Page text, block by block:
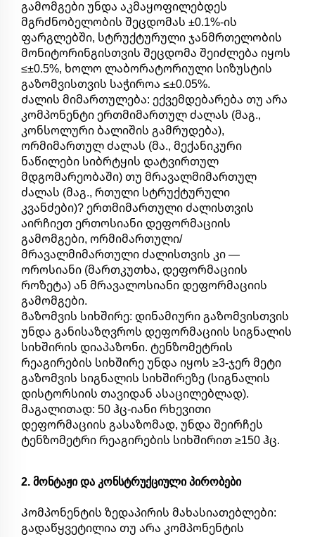
გამომგები უნდა აკმაყოფილებდეს
მგრძნობელობის შეცდომას ±0.1%-ის
ფარგლებში, სტრუქტურული ჯანმრთელობის
მონიტორინგისთვის შეცდომა შეიძლება იყოს
≤±0.5%, ხოლო ლაბორატორიული სიზუსტის
გაზომვისთვის საჭიროა ≤±0.05%.
Ძალის მიმართულება: ექვემდებარება თუ არა
კომპონენტი ერთმიმართულ ძალას (მაგ.,
კონსოლური ბალიშის გამრუდება),
ორმიმართულ ძალას (მა., მექანიკური
ნაწილები სიბრტყის დატვირთულ
მდგომარეობაში) თუ მრავალმიმართულ
ძალას (მაგ., რთული სტრუქტურული
კვანძები)? ერთმიმართული ძალისთვის
აირჩიეთ ერთოსიანი დეფორმაციის
გამომგები, ორმიმართული/
მრავალმიმართული ძალისთვის კი —
ოროსიანი (მართკუთხა, დეფორმაციის
როზეტა) ან მრავალოსიანი დეფორმაციის
გამომგები.
Გაზომვის სიხშირე: დინამიური გაზომვისთვის
უნდა განისაზღვროს დეფორმაციის სიგნალის
სიხშირის დიაპაზონი. ტენზომეტრის
რეაგირების სიხშირე უნდა იყოს ≥3-ჯერ მეტი
გაზომვის სიგნალის სიხშირეზე (სიგნალის
დისტორსიის თავიდან ასაცილებლად).
მაგალითად: 50 ჰც-იანი რხევითი
დეფორმაციის გასაზომად, უნდა შეირჩეს
ტენზომეტრი რეაგირების სიხშირით ≥150 ჰც.
2. მონტაჟი და კონსტრუქციული პირობები
Კომპონენტის ზედაპირის მახასიათებლები:
გადაწყვეტილია თუ არა კომპონენტის